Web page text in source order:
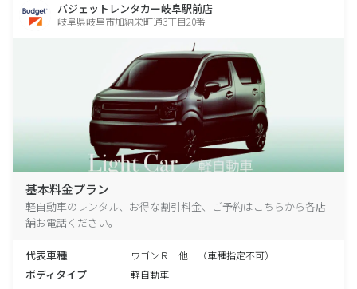
バジェットレンタカー岐阜駅前店
岐阜県岐阜市加納栄町通3丁目20番
基本料金プラン
軽自動車のレンタル、お得な割引料金、ご予約はこちらから各店
舗お電話ください。
代表車種 ワゴンＲ 他 （車種指定不可）
ボディタイプ 軽自動車